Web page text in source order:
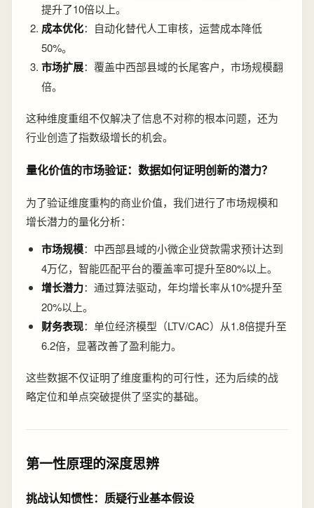
提升了10倍以上。
成本优化：自动化替代人工审核，运营成本降低
50%。
市场扩展：覆盖中西部县域的长尾客户，市场规模翻
倍。
这种维度重组不仅解决了信息不对称的根本问题，还为
行业创造了指数级增长的机会。
量化价值的市场验证：数据如何证明创新的潜力？
为了验证维度重构的商业价值，我们进行了市场规模和
增长潜力的量化分析：
市场规模：中西部县域的小微企业贷款需求预计达到
4万亿，智能匹配平台的覆盖率可提升至80%以上。
增长潜力：通过算法驱动，年均增长率从10%提升至
20%以上。
财务表现：单位经济模型（LTV/CAC）从1.8倍提升至
6.2倍，显著改善了盈利能力。
这些数据不仅证明了维度重构的可行性，还为后续的战
略定位和单点突破提供了坚实的基础。
第一性原理的深度思辨
挑战认知惯性：质疑行业基本假设